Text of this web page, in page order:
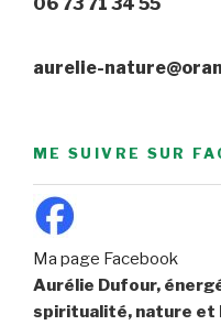
aurelie-
ME SUIVRE SUR
Ma page Facebook
Aurélie Dufour,
spiritualité, nature et